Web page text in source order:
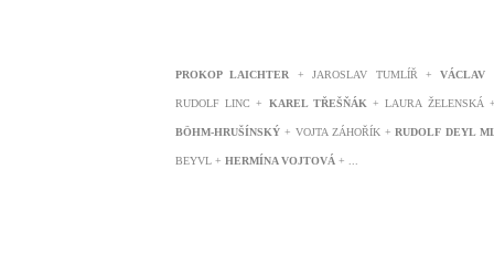
PROKOP LAICHTER + JAROSLAV TUMLÍŘ +VÁCLAV
RUDOLF LINC + KAREL TŘEŠŇÁK + LAURA ŽELENSKÁ
BÖHM-HRUŠÍNSKÝ + VOJTA ZÁHOŘÍK +RUDOLF DEYL
BEYVL + HERMÍNA VOJTOVÁ + ...